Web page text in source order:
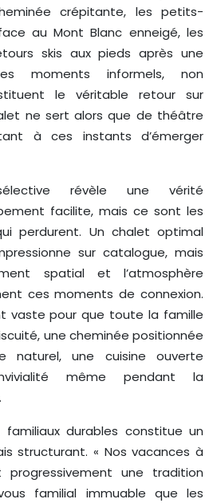
crépitante, les petits-
au Mont Blanc enneigé, les
skis aux pieds après une
moments informels, non
le véritable retour sur
ne sert alors que de théâtre
à ces instants d’émerger
révèle une vérité
facilite, mais ce sont les
perdurent. Un chalet optimal
sur catalogue, mais
spatial et l’atmosphère
ces moments de connexion.
vaste pour que toute la famille
une cheminée positionnée
naturel, une cuisine ouverte
même pendant la
durables constitue un
structurant. « Nos vacances à
progressivement une tradition
familial immuable que les